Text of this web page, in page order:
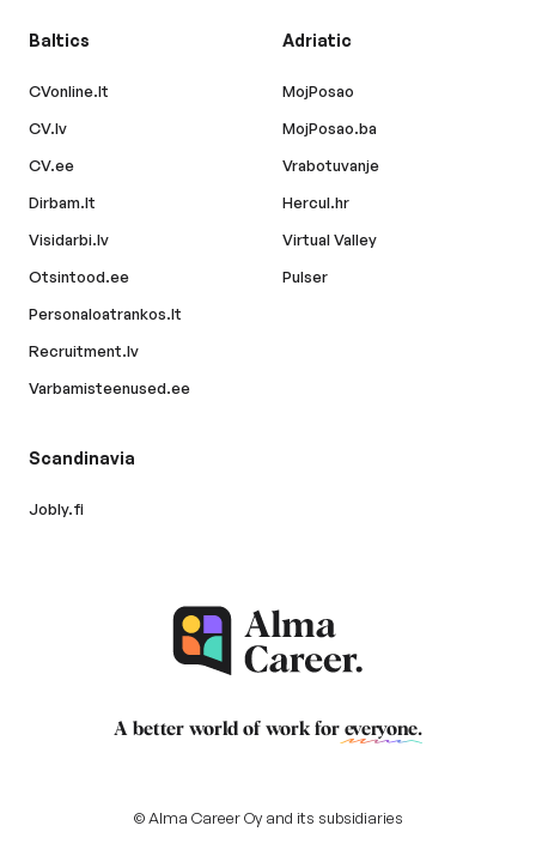
Baltics
CVonline.lt
CV.lv
CV.ee
Dirbam.lt
Visidarbi.lv
Otsintood.ee
Personaloatrankos.lt
Recruitment.lv
Varbamisteenused.ee
Adriatic
MojPosao
MojPosao.ba
Vrabotuvanje
Hercul.hr
Virtual Valley
Pulser
Scandinavia
Jobly.fi
A better world of work for everyone.
© Alma Career Oy and its subsidiaries